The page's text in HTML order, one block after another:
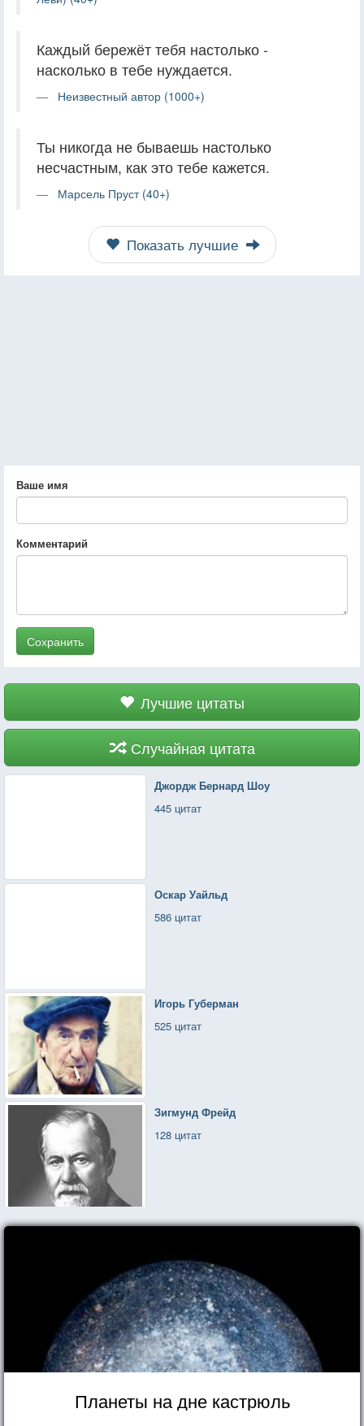
Каждый бережёт тебя настолько -
насколько в тебе нуждается.
Неизвестный автор (1000+)
Ты никогда не бываешь настолько
несчастным, как это тебе кажется.
Марсель Пруст (40+)
Показать лучшие
Ваше имя
Комментарий
Сохранить
Лучшие цитаты
Случайная цитата
Джордж Бернард Шоу
445 цитат
Оскар Уайльд
586 цитат
Игорь Губерман
525 цитат
Зигмунд Фрейд
128 цитат
Планеты на дне кастрюль